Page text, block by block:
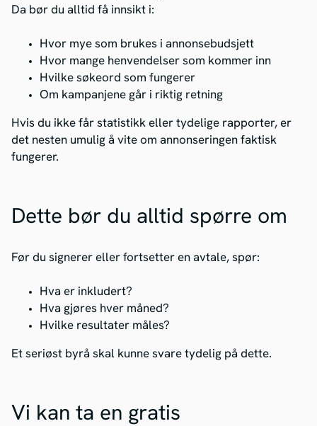
Da bør du alltid få innsikt i:
Hvor mye som brukes i annonsebudsjett
Hvor mange henvendelser som kommer inn
Hvilke søkeord som fungerer
Om kampanjene går i riktig retning
Hvis du ikke får statistikk eller tydelige rapporter, er
det nesten umulig å vite om annonseringen faktisk
fungerer.
Dette bør du alltid spørre om
Før du signerer eller fortsetter en avtale, spør:
Hva er inkludert?
Hva gjøres hver måned?
Hvilke resultater måles?
Et seriøst byrå skal kunne svare tydelig på dette.
Vi kan ta en gratis